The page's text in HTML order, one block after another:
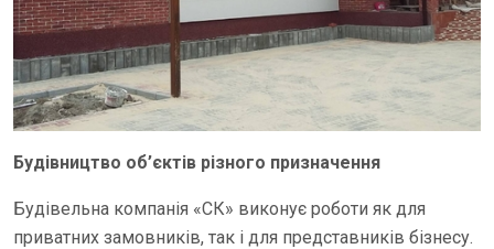
Будівництво об’єктів різного призначення
Будівельна компанія «СК» виконує роботи як для
приватних замовників, так і для представників бізнесу.